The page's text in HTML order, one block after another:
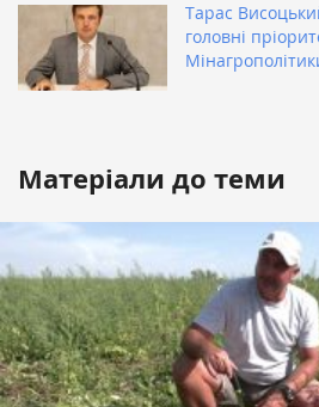
Тарас
головні
Матеріали до теми